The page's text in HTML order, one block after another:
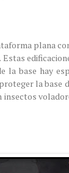
plana
la base hay
la base
insectos